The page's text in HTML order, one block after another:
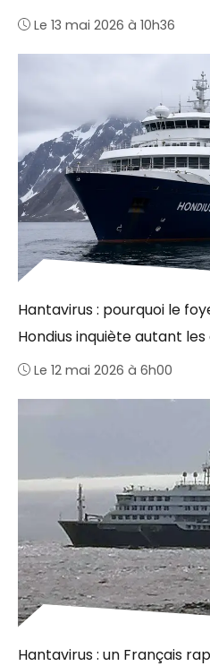
Le 13 mai 2026 à 10h36
Hantavirus : pourquoi le
Hondius inquiète autant
Le 12 mai 2026 à 6h00
Hantavirus : un Français